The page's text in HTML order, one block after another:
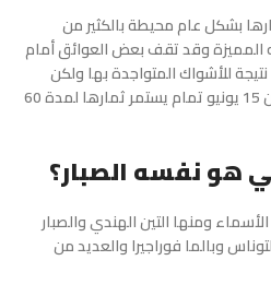
بشكل عام محيطة بالكثير من
المميزة وقد تقف بعض العوائق أمام
للأشواك المتواجدة بها ولكن
ينتهي موسمها من الفترة ما بين 15 يونيو تمام يستمر ثمارها لمدة 60
هو نفسه الصبار؟
ومنها التين الهندي والصبار
وبالما فوراجيرا والعديد من